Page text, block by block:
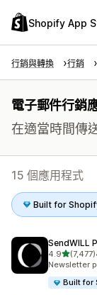
Shopify App
行銷與轉換 行銷
電子郵件行銷
在適當時間傳
15 個應用程式
Built for
SendWILL
4.9滿分 5 顆
(7,477)
共有 7477 則
Newsletter
Built for